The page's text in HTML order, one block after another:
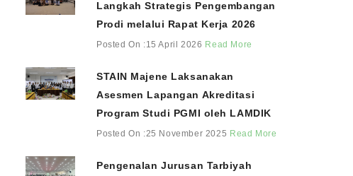
Langkah Strategis Pengembangan
Prodi melalui Rapat Kerja 2026
Posted On :15 April 2026 Read More
STAIN Majene Laksanakan
Asesmen Lapangan Akreditasi
Program Studi PGMI oleh LAMDIK
Posted On :25 November 2025 Read More
Pengenalan Jurusan Tarbiyah